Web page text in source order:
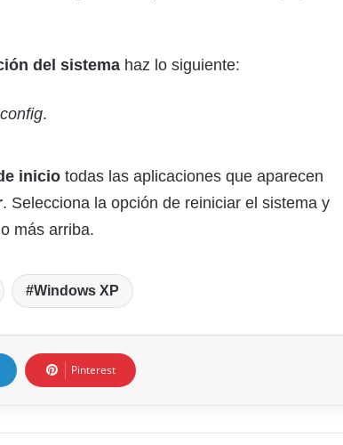
del sistema haz lo siguiente:
.
inicio todas las aplicaciones que aparecen
. Selecciona la opción de reiniciar el sistema y
más arriba.
Windows XP
Pinterest